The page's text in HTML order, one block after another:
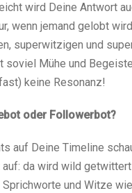
wird Deine Antwort
wenn jemand gelobt
superwitzigen und
soviel Mühe und
keine Resonanz!
oder Followerbot?
auf Deine Timeline
da wird wild
Sprichworte und Witze